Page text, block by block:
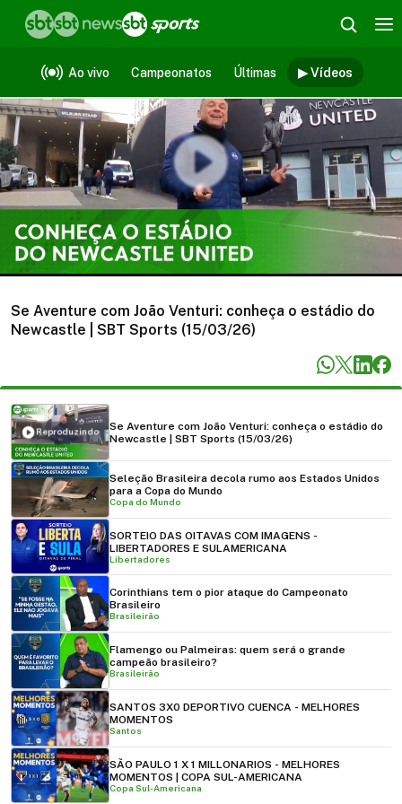
Ao vivo Campeonatos Últimas ▶ Vídeos
Vídeos
Se Aventure com João Venturi: conheça o estádio do
Newcastle | SBT Sports (15/03/26)
Reproduzindo
Se Aventure com João Venturi: conheça o estádio do
Newcastle | SBT Sports (15/03/26)
Seleção Brasileira decola rumo aos Estados Unidos
para a Copa do Mundo
Copa do Mundo
SORTEIO DAS OITAVAS COM IMAGENS -
LIBERTADORES E SULAMERICANA
Libertadores
Corinthians tem o pior ataque do Campeonato
Brasileiro
Brasileirão
Flamengo ou Palmeiras: quem será o grande
campeão brasileiro?
Brasileirão
SANTOS 3X0 DEPORTIVO CUENCA - MELHORES
MOMENTOS
Santos
SÃO PAULO 1 X 1 MILLONARIOS - MELHORES
MOMENTOS | COPA SUL-AMERICANA
Copa Sul-Americana